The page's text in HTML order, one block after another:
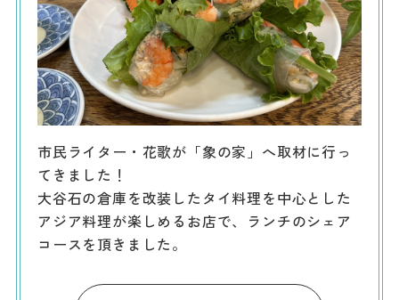
市民ライター・花歌が「象の家」へ取材に行っ
てきました！
大谷石の倉庫を改装したタイ料理を中心とした
アジア料理が楽しめるお店で、ランチのシェア
コースを頂きました。